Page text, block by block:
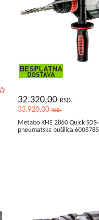
32.320,00 RSD.
33.920,00RSD.
Metabo KHE 2860 Quick
pneumatska bušilica